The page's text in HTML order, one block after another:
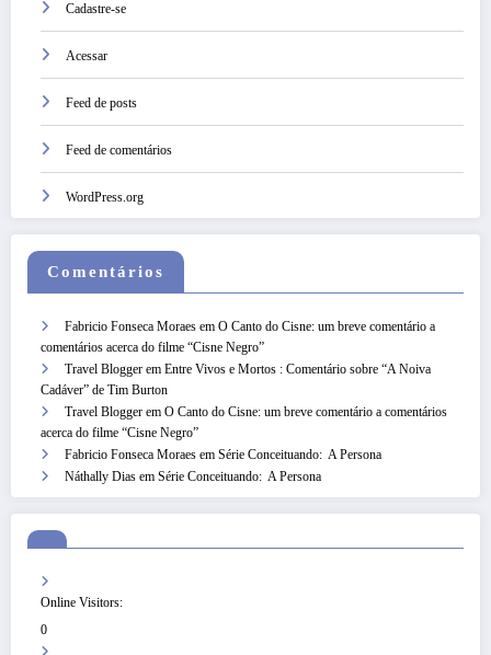
Cadastre-se
Acessar
Feed de posts
Feed de comentários
WordPress.org
Comentários
Fabricio Fonseca Moraes em O Canto do Cisne: um breve comentário a
comentários acerca do filme “Cisne Negro”
Travel Blogger em Entre Vivos e Mortos : Comentário sobre “A Noiva
Cadáver” de Tim Burton
Travel Blogger em O Canto do Cisne: um breve comentário a comentários
acerca do filme “Cisne Negro”
Fabricio Fonseca Moraes em Série Conceituando: A Persona
Náthally Dias em Série Conceituando: A Persona
Online Visitors:
0